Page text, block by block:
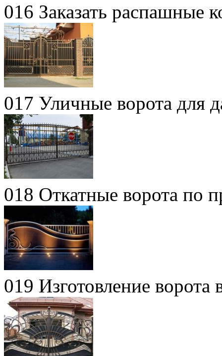
016 Заказать распашные
017 Уличные ворота для
018 Откатные ворота по
019 Изготовление ворота